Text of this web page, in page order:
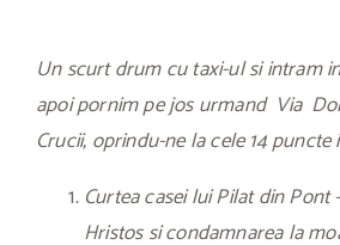
Un scurt drum cu taxi-ul si intram
apoi pornim pe jos urmand Via
Crucii, oprindu-ne la cele 14
Curtea casei lui Pilat din Pont
Hristos si condamnarea la